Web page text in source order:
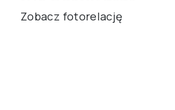
Zobacz fotorelację